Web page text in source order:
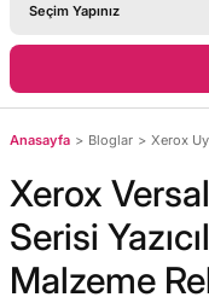
Anasayfa Bloglar Xerox
Xerox
Serisi
Malzeme